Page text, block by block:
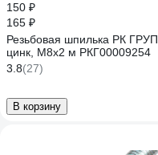
150 ₽
165 ₽
Резьбовая шпилька РК ГРУП
цинк, М8x2 м РКГ00009254
3.8(27)
В корзину